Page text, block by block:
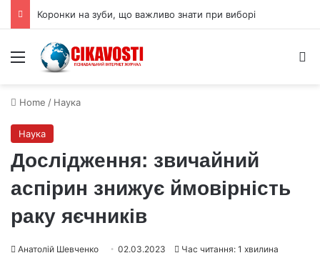
Коронки на зуби, що важливо знати при виборі
Menu
Home / Наука
Наука
Дослідження: звичайний
аспірин знижує ймовірність
раку яєчників
Анатолій Шевченко 02.03.2023 Час читання: 1 хвилина